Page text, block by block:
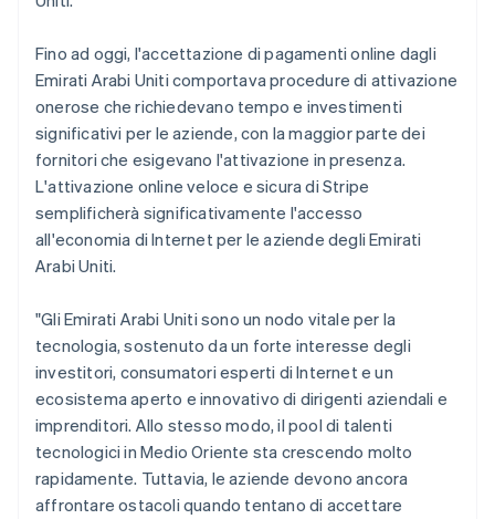
Stripe Sessions 2026
Scopri come Stripe sta costruendo l'infrastruttura
Guarda ora
Fino ad oggi, l'accettazione di pagamenti online dagli
Emirati Arabi Uniti comportava procedure di attivazione
onerose che richiedevano tempo e investimenti
significativi per le aziende, con la maggior parte dei
fornitori che esigevano l'attivazione in presenza.
L'attivazione online veloce e sicura di Stripe
semplificherà significativamente l'accesso
all'economia di Internet per le aziende degli Emirati
Arabi Uniti.
"Gli Emirati Arabi Uniti sono un nodo vitale per la
tecnologia, sostenuto da un forte interesse degli
investitori, consumatori esperti di Internet e un
ecosistema aperto e innovativo di dirigenti aziendali e
imprenditori. Allo stesso modo, il pool di talenti
tecnologici in Medio Oriente sta crescendo molto
rapidamente. Tuttavia, le aziende devono ancora
affrontare ostacoli quando tentano di accettare